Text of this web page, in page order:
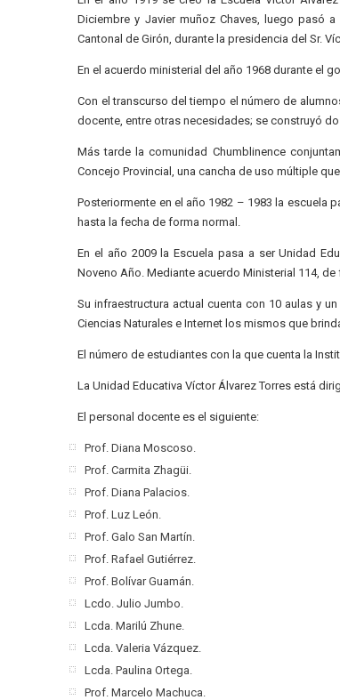
Diciembre y Javier muñoz Chaves, luego pasó
Cantonal de Girón, durante la presidencia del Sr.
En el acuerdo ministerial del año 1968 durante el
Con el transcurso del tiempo el número de
docente, entre otras necesidades; se construyó
Más tarde la comunidad Chumblinence
Concejo Provincial, una cancha de uso múltiple
Posteriormente en el año 1982 – 1983 la escuela
hasta la fecha de forma normal.
En el año 2009 la Escuela pasa a ser Unidad
Noveno Año. Mediante acuerdo Ministerial 114, de
Su infraestructura actual cuenta con 10 aulas y
Ciencias Naturales e Internet los mismos que
El número de estudiantes con la que cuenta la
La Unidad Educativa Víctor Álvarez Torres está
El personal docente es el siguiente:
Prof. Diana Moscoso.
Prof. Carmita Zhagüi.
Prof. Diana Palacios.
Prof. Luz León.
Prof. Galo San Martín.
Prof. Rafael Gutiérrez.
Prof. Bolívar Guamán.
Lcdo. Julio Jumbo.
Lcda. Marilú Zhune.
Lcda. Valeria Vázquez.
Lcda. Paulina Ortega.
Prof. Marcelo Machuca.